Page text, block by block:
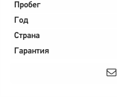
Пробег
Год
Страна
Гарантия